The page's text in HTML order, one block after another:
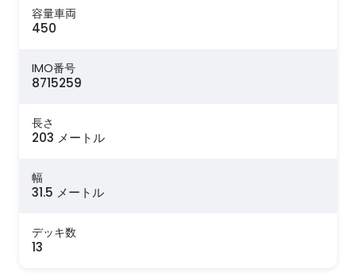
容量車両
450
IMO番号
8715259
長さ
203 メートル
幅
31.5 メートル
デッキ数
13